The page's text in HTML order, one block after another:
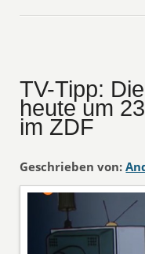
TV-Tipp:
heute um
im ZDF
Geschrieben von: